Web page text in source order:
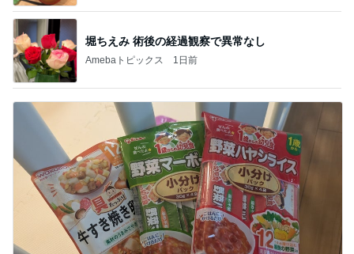
堀ちえみ 術後の経過観察で異常なし
Amebaトピックス 1日前